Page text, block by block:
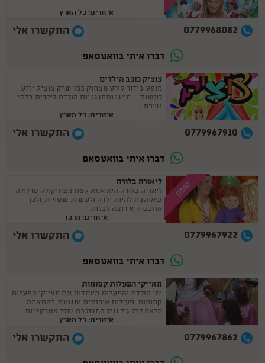
איזורים: כל הארץ
0779968082 התקשרו אלי
דברו איתי בוואטסאפ
צוציק כוכב הילדים
מופע בידור קורע מצחוק כמו שרק צוציק יודע
לעשות ... חייגו ותחגגו יום הולדת לילדים בלתי
נשכח !
איזורים: כל הארץ
0779967910 התקשרו אלי
דברו איתי בוואטסאפ
קופון ליאורה בלורה
ליאורה בלורה היא אמא קצת מצחיקולה טרלולה,
שאוהבת להיות ילדה ולעשות שטויות, ולכן
אתכם היא רוצה לבלות !
איזורים: מרכז
0779967922 התקשרו אלי
דברו איתי בוואטסאפ
מאייקי הפעלות קסומות
ימי הולדת והפעלות מיוחדות עם מאייקי הפעלות
קסומות. פעילות איכותית ומגוונת בהתאמה
מלאה לכל גיל וגיל המשלבת שלל אטרקציות
שעושות המון שמח.איזורים: כל הארץ
0779967862 התקשרו אלי